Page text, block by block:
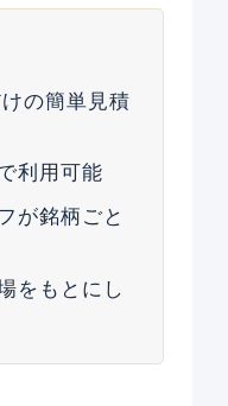
の簡単見積
利用可能
が銘柄ごと
をもとにし